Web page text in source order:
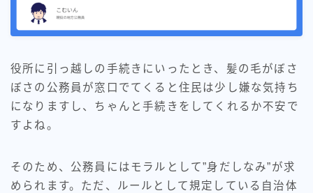
役所に引っ越しの手続きにいったとき、髪の毛がぼさ
ぼさの公務員が窓口でてくると住民は少し嫌な気持ち
になりますし、ちゃんと手続きをしてくれるか不安で
すよね。
そのため、公務員にはモラルとして”身だしなみ”が求
められます。ただ、ルールとして規定している自治体